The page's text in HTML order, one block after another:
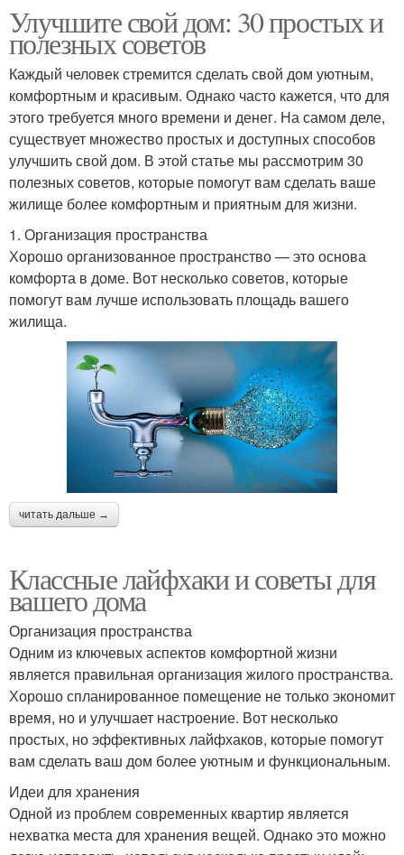
Улучшите свой дом: 30 простых и
полезных советов
Каждый человек стремится сделать свой дом уютным,
комфортным и красивым. Однако часто кажется, что для
этого требуется много времени и денег. На самом деле,
существует множество простых и доступных способов
улучшить свой дом. В этой статье мы рассмотрим 30
полезных советов, которые помогут вам сделать ваше
жилище более комфортным и приятным для жизни.
1. Организация пространства
Хорошо организованное пространство — это основа
комфорта в доме. Вот несколько советов, которые
помогут вам лучше использовать площадь вашего
жилища.
читать дальше →
Классные лайфхаки и советы для
вашего дома
Организация пространства
Одним из ключевых аспектов комфортной жизни
является правильная организация жилого пространства.
Хорошо спланированное помещение не только экономит
время, но и улучшает настроение. Вот несколько
простых, но эффективных лайфхаков, которые помогут
вам сделать ваш дом более уютным и функциональным.
Идеи для хранения
Одной из проблем современных квартир является
нехватка места для хранения вещей. Однако это можно